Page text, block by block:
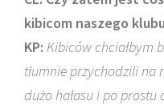
kibicom naszego
KP: Kibiców chciałbym
tłumnie przychodzili na
dużo hałasu i po